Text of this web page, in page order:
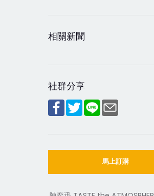
相關新聞
社群分享
馬上訂購